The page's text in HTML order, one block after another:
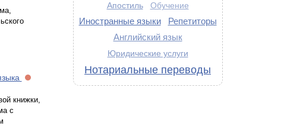
книжки,
с
Апостиль
Обучение
Иностранные языки
Репетиторы
Английский язык
Юридические услуги
Нотариальные переводы